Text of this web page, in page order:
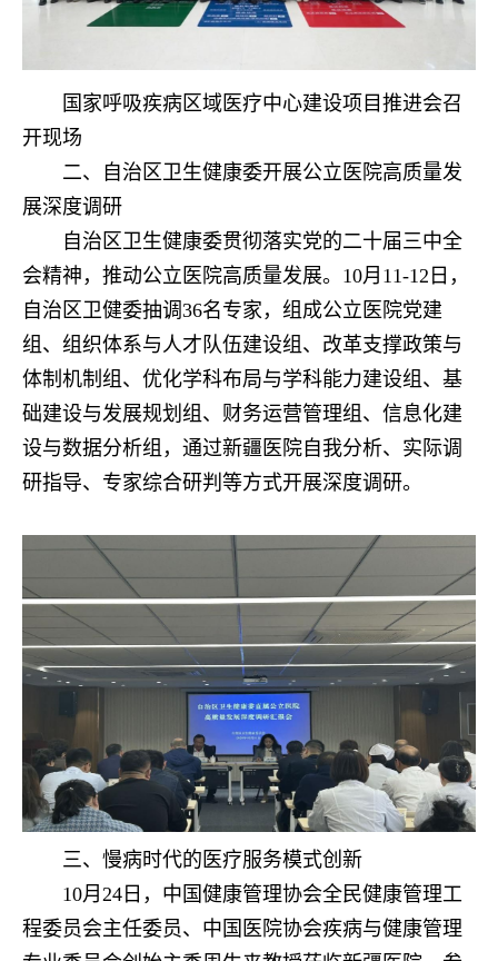
国家呼吸疾病区域医疗中心建设项目推进会召
开现场
二、自治区卫生健康委开展公立医院高质量发
展深度调研
自治区卫生健康委贯彻落实党的二十届三中全
会精神，推动公立医院高质量发展。10月11-12日，
自治区卫健委抽调36名专家，组成公立医院党建
组、组织体系与人才队伍建设组、改革支撑政策与
体制机制组、优化学科布局与学科能力建设组、基
础建设与发展规划组、财务运营管理组、信息化建
设与数据分析组，通过新疆医院自我分析、实际调
研指导、专家综合研判等方式开展深度调研。
三、慢病时代的医疗服务模式创新
10月24日，中国健康管理协会全民健康管理工
程委员会主任委员、中国医院协会疾病与健康管理